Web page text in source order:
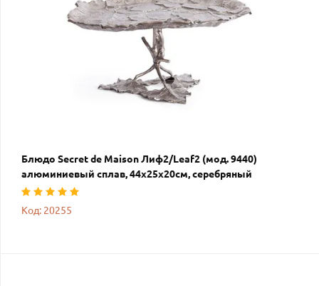
Блюдо Secret de Maison Лиф2/Leaf2 (мод. 9440)
алюминиевый сплав, 44х25х20см, серебряный
Код: 20255